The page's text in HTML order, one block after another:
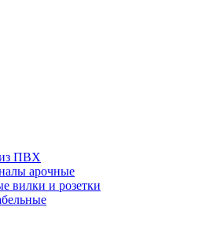
ПВХ
арочные
вилки и розетки